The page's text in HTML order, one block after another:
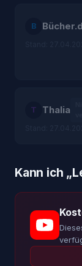
B
T Thalia
Kann ich „